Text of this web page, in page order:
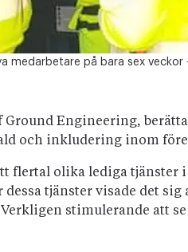
medarbetare på bara sex
Engineering,
och inkludering inom
flertal olika lediga tjänster
tjänster visade det sig
stimulerande att